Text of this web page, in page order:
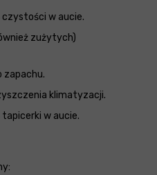
w aucie.
zużytych)
zapachu.
klimatyzacji.
w aucie.